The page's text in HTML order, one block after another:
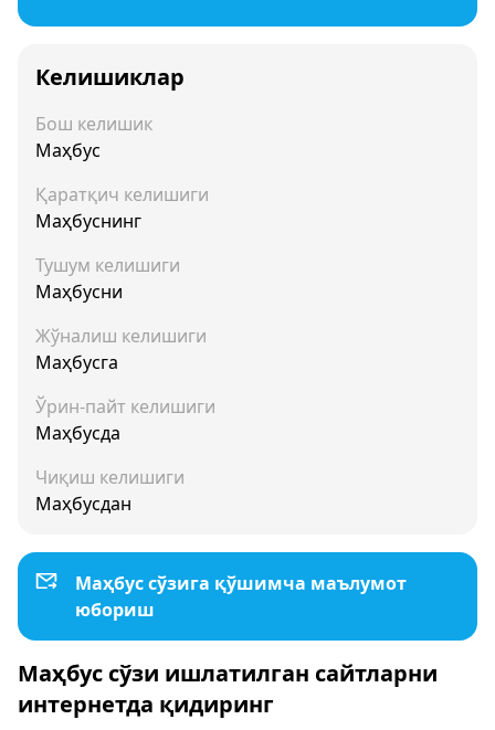
Келишиклар
Бош келишик
Маҳбус
Қаратқич келишиги
Маҳбуснинг
Тушум келишиги
Маҳбусни
Жўналиш келишиги
Маҳбусга
Ўрин-пайт келишиги
Маҳбусда
Чиқиш келишиги
Маҳбусдан
Маҳбус сўзига қўшимча маълумот
юбориш
Маҳбус сўзи ишлатилган сайтларни
интернетда қидиринг